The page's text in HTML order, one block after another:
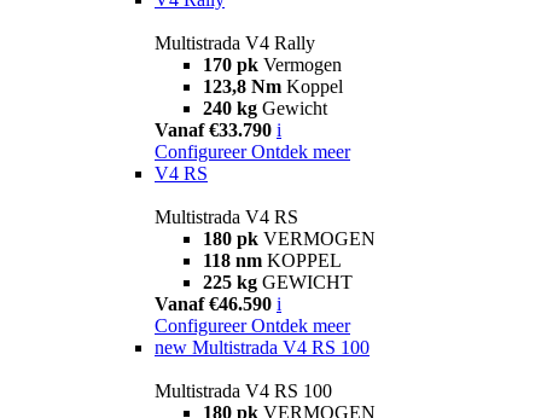
Multistrada V4 Rally
170 pk Vermogen
123,8 Nm Koppel
240 kg Gewicht
Vanaf €33.790 i
Configureer Ontdek meer
V4 RS
Multistrada V4 RS
180 pk VERMOGEN
118 nm KOPPEL
225 kg GEWICHT
Vanaf €46.590 i
Configureer Ontdek meer
new Multistrada V4 RS 100
Multistrada V4 RS 100
180 pk VERMOGEN